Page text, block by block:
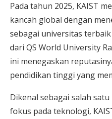
Pada tahun 2025, KAIST
kancah global dengan
sebagai universitas
dari QS World University
ini menegaskan
pendidikan tinggi yang
Dikenal sebagai salah
fokus pada teknologi,